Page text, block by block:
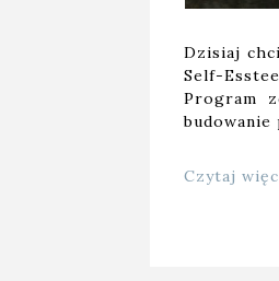
Dzisiaj
Self-
Program
budowanie
Czytaj